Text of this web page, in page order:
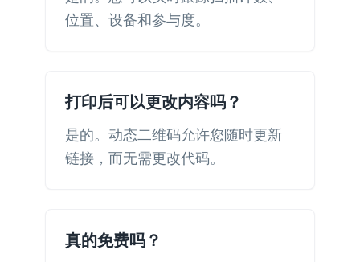
位置、设备和参与度。
打印后可以更改内容吗？
是的。动态二维码允许您随时更新
链接，而无需更改代码。
真的免费吗？